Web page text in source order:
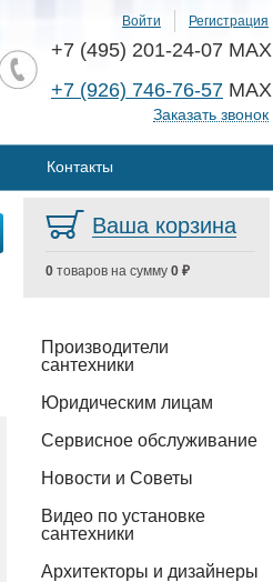
Войти Регистрация
+7 (495) 201-24-07 MAX
+7 (926) 746-76-57 MAX
Заказать звонок
Контакты
Ваша корзина
0 товаров на сумму 0 ₽
Производители
сантехники
Юридическим лицам
Сервисное обслуживание
Новости и Советы
Видео по установке
сантехники
Архитекторы и дизайнеры